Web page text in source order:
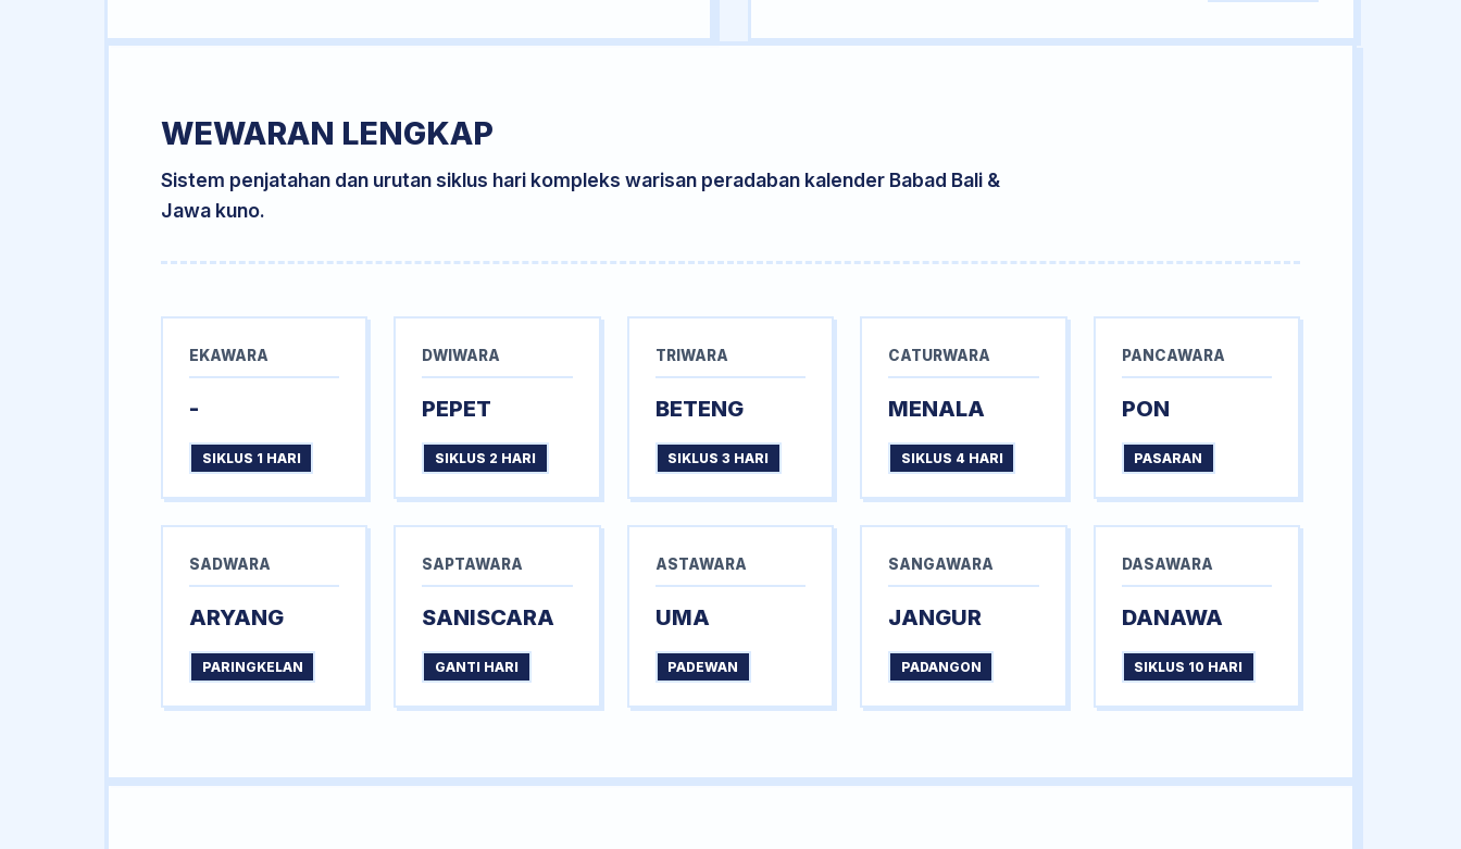
WEWARAN LENGKAP
Sistem penjatahan dan urutan siklus hari kompleks warisan peradaban kalender Babad Bali &
Jawa kuno.
EKAWARA
-
SIKLUS 1 HARI
DWIWARA
PEPET
SIKLUS 2 HARI
TRIWARA
BETENG
SIKLUS 3 HARI
CATURWARA
MENALA
SIKLUS 4 HARI
PANCAWARA
PON
PASARAN
SADWARA
ARYANG
PARINGKELAN
SAPTAWARA
SANISCARA
GANTI HARI
ASTAWARA
UMA
PADEWAN
SANGAWARA
JANGUR
PADANGON
DASAWARA
DANAWA
SIKLUS 10 HARI